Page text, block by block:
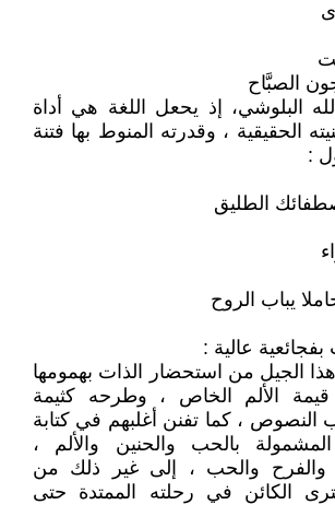
الصبَّاح
البلوشي، إذ يحعل اللغة هي أداة
الحقيقية ، وقدرته المنوط بها فتنة
:
الطليق
يباب الروح
الجيل من استحضار الذات بهمومها
قيمة الألم الخاص ، وطرحه كثيمة
النصوص ، كما تفنن أغلبهم في كتابة
بالحب والحنين والألم ،
، والفرح والحب ، إلى غير ذلك من
الكائن في رحلته الممتدة حتى